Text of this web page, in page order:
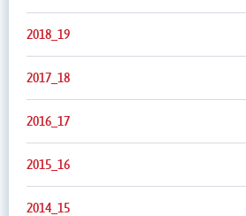
2018_19
2017_18
2016_17
2015_16
2014_15